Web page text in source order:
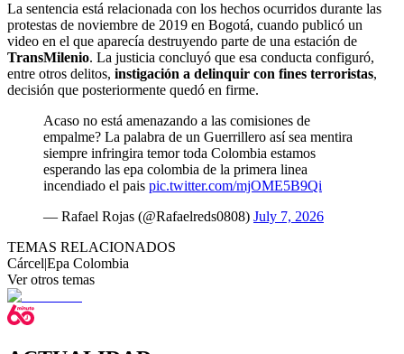
La sentencia está relacionada con los hechos ocurridos durante las
protestas de noviembre de 2019 en Bogotá, cuando publicó un
video en el que aparecía destruyendo parte de una estación de
TransMilenio. La justicia concluyó que esa conducta configuró,
entre otros delitos, instigación a delinquir con fines terroristas,
decisión que posteriormente quedó en firme.
Acaso no está amenazando a las comisiones de
empalme? La palabra de un Guerrillero así sea mentira
siempre infringira temor toda Colombia estamos
esperando las epa colombia de la primera linea
incendiado el pais pic.twitter.com/mjOME5B9Qi
— Rafael Rojas (@Rafaelreds0808) July 7, 2026
TEMAS RELACIONADOS
Cárcel|Epa Colombia
Ver otros temas